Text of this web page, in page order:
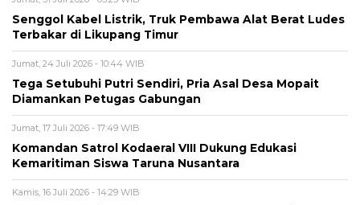
​Senggol Kabel Listrik, Truk Pembawa Alat Berat Ludes
Terbakar di Likupang Timur
Jumat, 24 Juli 2026 - 10:44 WIB
Tega Setubuhi Putri Sendiri, Pria Asal Desa Mopait
Diamankan Petugas Gabungan
Jumat, 17 Juli 2026 - 17:49 WIB
Komandan Satrol Kodaeral VIII Dukung Edukasi
Kemaritiman Siswa Taruna Nusantara
Kamis, 16 Juli 2026 - 14:29 WIB